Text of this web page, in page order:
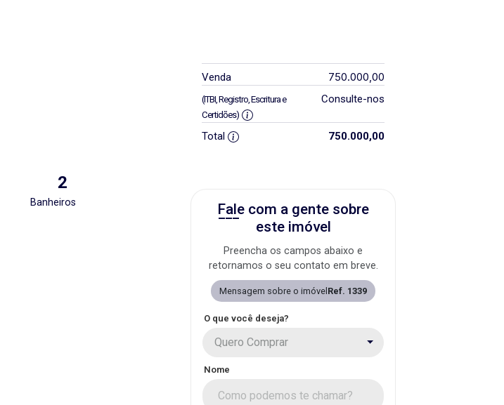
2
Banheiros
Venda 750.000,00
(ITBI, Registro, Escritura e
Certidões)
Consulte-nos
Total 750.000,00
Fale com a gente sobre
este imóvel
Preencha os campos abaixo e
retornamos o seu contato em breve.
Mensagem sobre o imóvel Ref. 1339
O que você deseja?
Quero Comprar
Nome